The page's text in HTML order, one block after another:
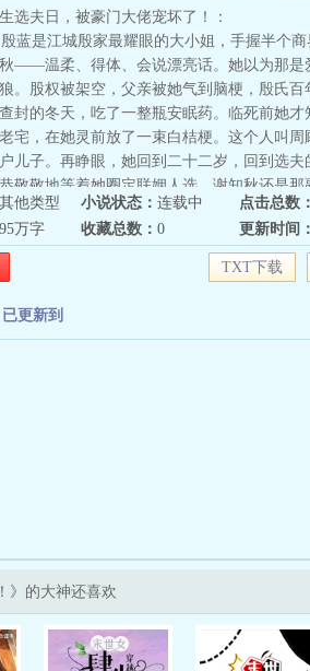
选夫日，被豪门大佬宠坏了！：
蓝是江城殷家最耀眼的大小姐，手握半个商
——温柔、得体、会说漂亮话。她以为那是
。股权被架空，父亲被她气到脑梗，殷氏百
封的冬天，吃了一整瓶安眠药。临死前她
宅，在她灵前放了一束白桔梗。这个人叫
儿子。再睁眼，她回到二十二岁，回到选
敬敬地等着她圈定联姻人选。谢知秋还是
蓝穿过整个偏厅，越过所有世家子弟，停在
”后来殷蓝才发现，自己选中的哪里是什么
子里的疯狗。“周顾川，我跟谢知秋只是谈
思？”“夫人，我没有别的意思。”周顾川把
想让他以后开会的时候，都得坐在你老公买的
其他类型 小说状态： 连载中 点击总数：
95万字 收藏总数： 0 更新时间：
TXT下载
更新到
》的大神还喜欢